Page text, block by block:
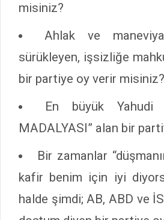
misiniz?
Ahlak ve
sürükleyen, işsizliğe
bir partiye oy verir misiniz?
En büyük Yahudi
MADALYASI” alan bir
Bir zamanlar
kafir benim için iyi
halde şimdi; AB, ABD ve